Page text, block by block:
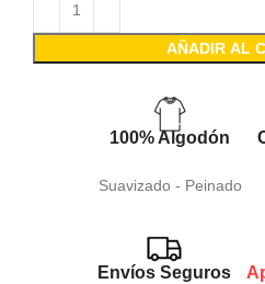
AÑADIR AL
100% Algodón
Suavizado - Peinado
Envíos Seguros